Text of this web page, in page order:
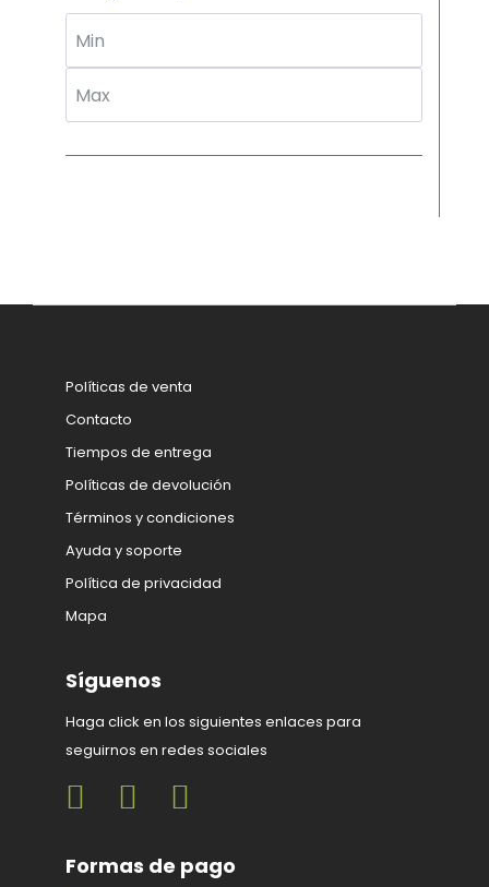
Políticas de venta
Contacto
Tiempos de entrega
Políticas de devolución
Términos y condiciones
Ayuda y soporte
Política de privacidad
Mapa
Síguenos
Haga click en los siguientes enlaces para
seguirnos en redes sociales
Formas de pago